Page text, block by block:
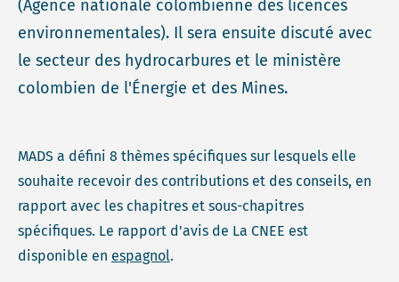
(Agence nationale colombienne des licences
environnementales). Il sera ensuite discuté avec
le secteur des hydrocarbures et le ministère
colombien de l'Énergie et des Mines.
MADS a défini 8 thèmes spécifiques sur lesquels elle
souhaite recevoir des contributions et des conseils, en
rapport avec les chapitres et sous-chapitres
spécifiques. Le rapport d'avis de La CNEE est
disponible en espagnol.